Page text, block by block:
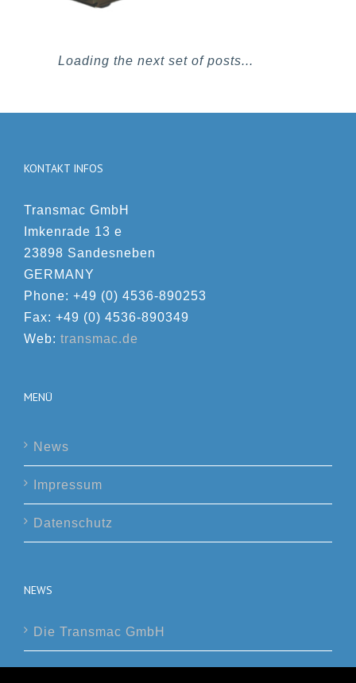
Loading the next set of posts...
KONTAKT INFOS
Transmac GmbH
Imkenrade 13 e
23898 Sandesneben
GERMANY
Phone: +49 (0) 4536-890253
Fax: +49 (0) 4536-890349
Web: transmac.de
MENÜ
News
Impressum
Datenschutz
NEWS
Die Transmac GmbH